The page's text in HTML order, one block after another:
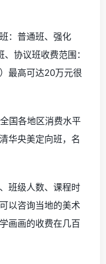
：普通班、强化
协议班收费范围：
最高可达20万元很
国各地区消费水平
华央美定向班，名
班级人数、课程时
以咨询当地的美术
画画的收费在几百